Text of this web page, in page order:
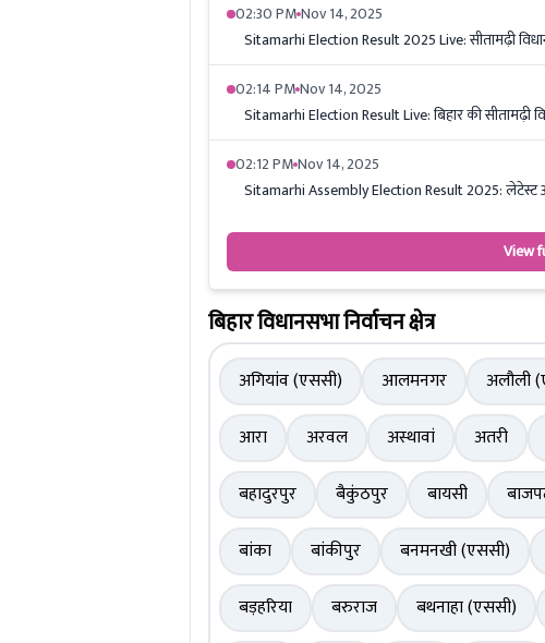
02:30 PMNov 14, 2025
Sitamarhi Election Result 2025 Live: सीतामढ़ी
02:14 PMNov 14, 2025
Sitamarhi Election Result Live: बिहार की सीतामढ़ी
02:12 PMNov 14, 2025
Sitamarhi Assembly Election Result 2025: लेटेस्ट
View
बिहार विधानसभा निर्वाचन क्षेत्र
अगियांव (एससी) आलमनगर अलौली
आरा
अरवल अस्थावां अतरी
बहादुरपुर
बैकुंठपुर बायसी
बांका
बांकीपुर बनमनखी (एससी)
बड़हरिया
बरुराज बथनाहा (एससी)